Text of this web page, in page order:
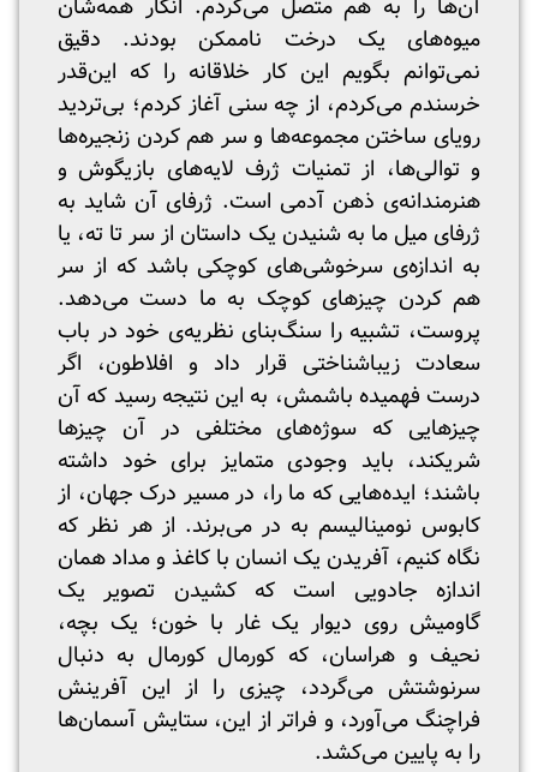
آن‌ها را به هم متصل می‌کردم. انگار همه‌شان
میوه‌های یک درخت ناممکن بودند. دقیق
نمی‌توانم بگویم این کار خلاقانه را که این‌قدر
خرسندم می‌کردم، از چه سنی آغاز کردم؛ بی‌تردید
رویای ساختن مجموعه‌ها و سر هم کردن زنجیره‌ها
و توالی‌ها، از تمنیات ژرف لایه‌های بازیگوش و
هنرمندانه‌ی ذهن آدمی است. ژرفای آن شاید به
ژرفای میل ما به شنیدن یک داستان از سر تا ته، یا
به اندازه‌ی سرخوشی‌های کوچکی باشد که از سر
هم کردن چیزهای کوچک به ما دست می‌دهد.
پروست، تشبیه را سنگ‌بنای نظریه‌ی خود در باب
سعادت زیباشناختی قرار داد و افلاطون، اگر
درست فهمیده باشمش، به این نتیجه رسید که آن
چیزهایی که سوژه‌های مختلفی در آن چیزها
شریکند، باید وجودی متمایز برای خود داشته
باشند؛ ایده‌هایی که ما را، در مسیر درک جهان، از
کابوس نومینالیسم به در می‌برند. از هر نظر که
نگاه کنیم، آفریدن یک انسان با کاغذ و مداد همان
اندازه جادویی است که کشیدن تصویر یک
گاومیش روی دیوار یک غار با خون؛ یک بچه،
نحیف و هراسان، که کورمال کورمال به دنبال
سرنوشتش می‌گردد، چیزی را از این آفرینش
فراچنگ می‌آورد، و فراتر از این، ستایش آسمان‌ها
را به پایین می‌کشد.